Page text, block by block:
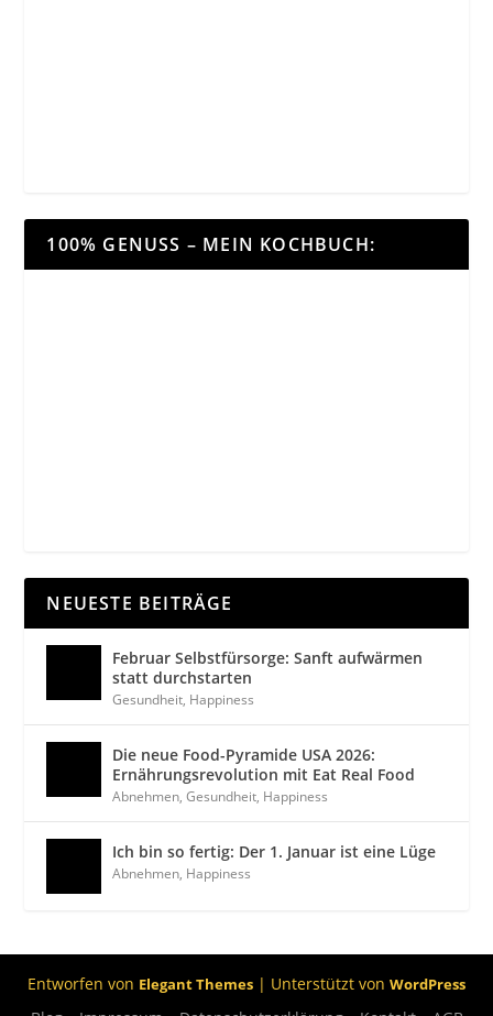
100% GENUSS – MEIN KOCHBUCH:
NEUESTE BEITRÄGE
Februar Selbstfürsorge: Sanft aufwärmen
statt durchstarten
Gesundheit, Happiness
Die neue Food-Pyramide USA 2026:
Ernährungsrevolution mit Eat Real Food
Abnehmen,Gesundheit, Happiness
Ich bin so fertig: Der 1. Januar ist eine Lüge
Abnehmen, Happiness
Entworfen von Elegant Themes | Unterstützt von WordPress